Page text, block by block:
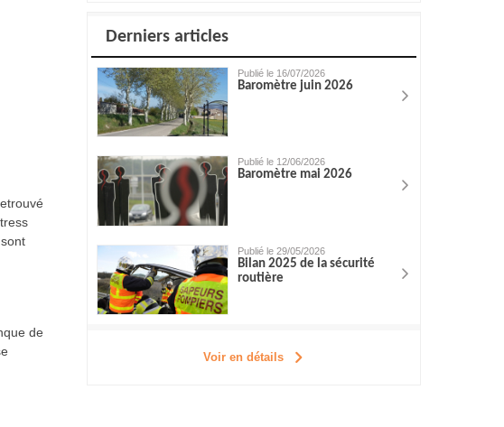
de
Derniers articles
Publié le 16/07/2026
Baromètre juin 2026
Publié le 12/06/2026
Baromètre mai 2026
Publié le 29/05/2026
Bilan 2025 de la sécurité
routière
Voir en détails